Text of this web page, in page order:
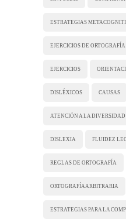
ESTRATEGIAS
EJERCICIOS DE ORTOGRAFÍA
EJERCICIOS
DISLÉXICOS CAUSAS
ATENCIÓN A LA DIVERSIDAD
DISLEXIA FLUIDEZ
REGLAS DE ORTOGRAFÍA
ORTOGRAFÍA ARBITRARIA
ESTRATEGIAS PARA LA